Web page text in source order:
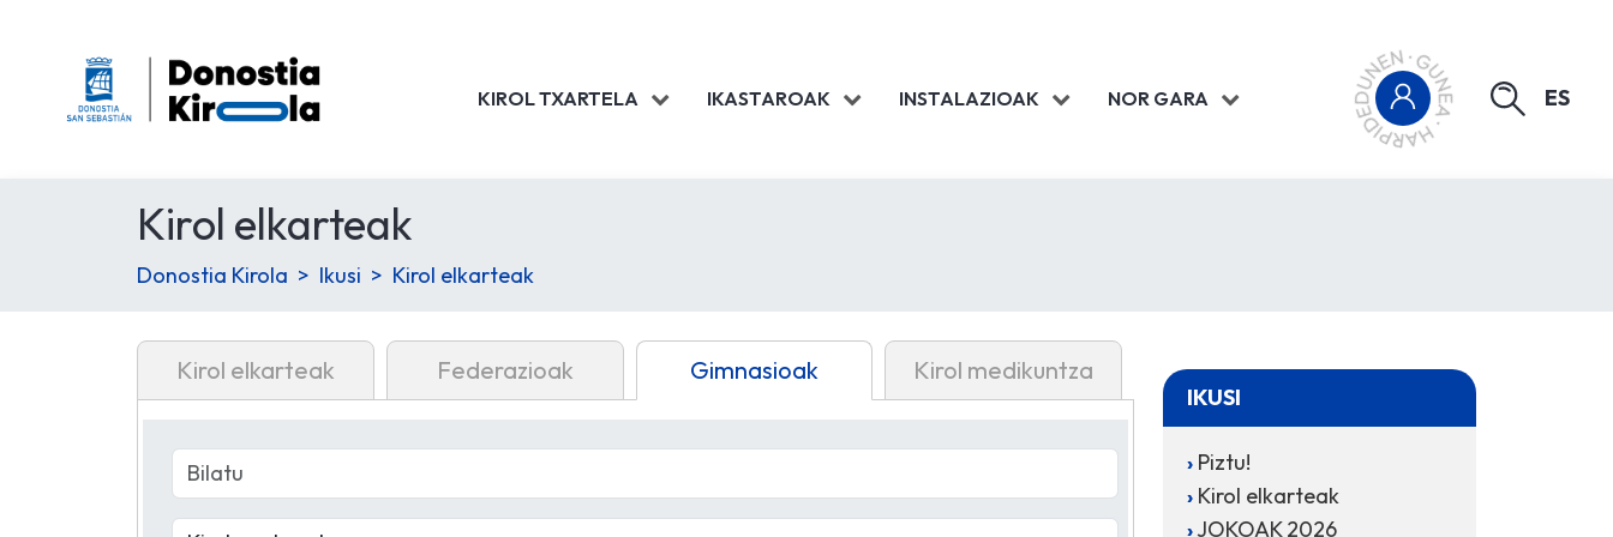
KIROL TXARTELA IKASTAROAK INSTALAZIOAK NOR GARA ES
Kirol elkarteak
Donostia Kirola Ikusi Kirol elkarteak
Kirol elkarteak Federazioak Gimnasioak Kirol medikuntza
IKUSI
Piztu!
Kirol elkarteak
JOKOAK 2026